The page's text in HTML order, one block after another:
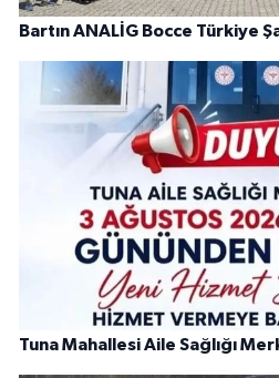
Bartın ANALİG Bocce Türkiye
Tuna Mahallesi Aile Sağlığı